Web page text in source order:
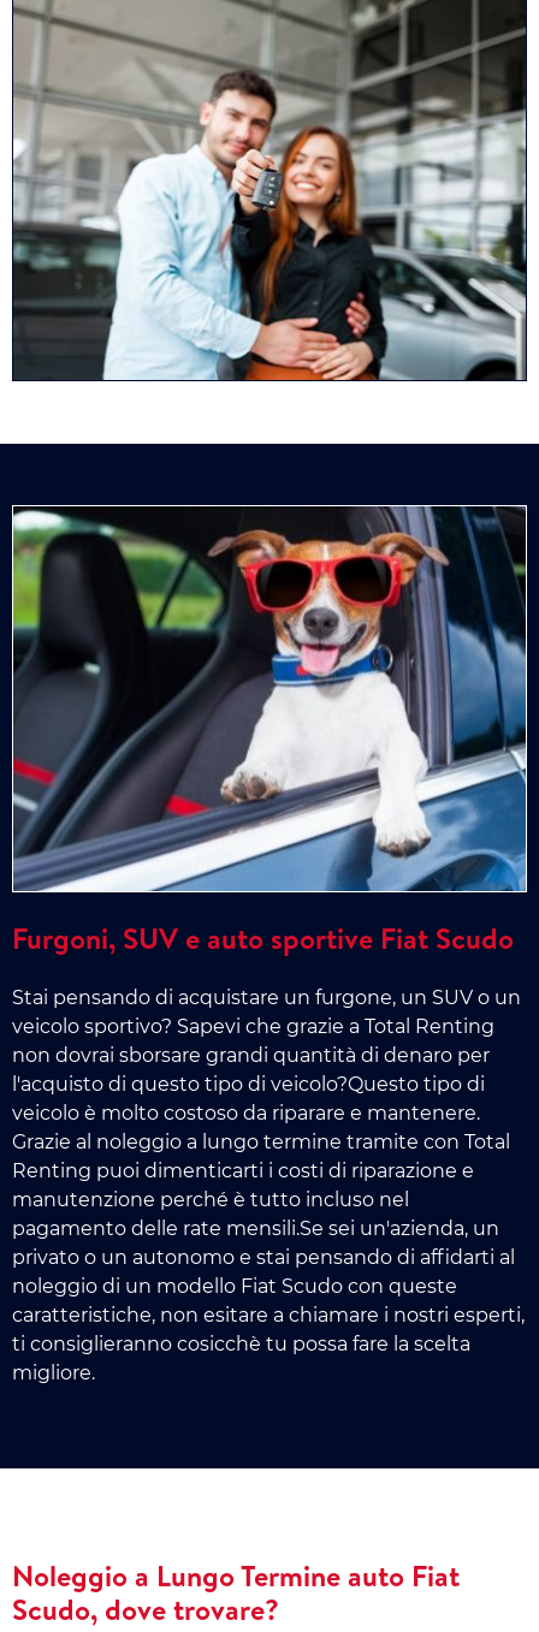
Furgoni, SUV e auto sportive Fiat Scudo
Stai pensando di acquistare un furgone, un SUV o un
veicolo sportivo? Sapevi che grazie a Total Renting
non dovrai sborsare grandi quantità di denaro per
l'acquisto di questo tipo di veicolo?Questo tipo di
veicolo è molto costoso da riparare e mantenere.
Grazie al noleggio a lungo termine tramite con Total
Renting puoi dimenticarti i costi di riparazione e
manutenzione perché è tutto incluso nel
pagamento delle rate mensili.Se sei un'azienda, un
privato o un autonomo e stai pensando di affidarti al
noleggio di un modello Fiat Scudo con queste
caratteristiche, non esitare a chiamare i nostri esperti,
ti consiglieranno cosicchè tu possa fare la scelta
migliore.
Noleggio a Lungo Termine auto Fiat
Scudo, dove trovare?